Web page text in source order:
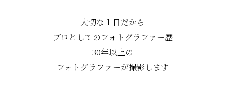
大切な１日だから
プロとしてのフォトグラファー歴
30年以上の
フォトグラファーが撮影します